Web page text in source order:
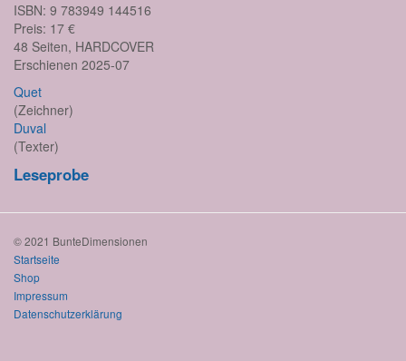
ISBN: 9 783949 144516
Preis: 17 €
48 Seiten, HARDCOVER
Erschienen 2025-07
Quet
(Zeichner)
Duval
(Texter)
Leseprobe
© 2021 BunteDimensionen
Startseite
Shop
Impressum
Datenschutzerklärung